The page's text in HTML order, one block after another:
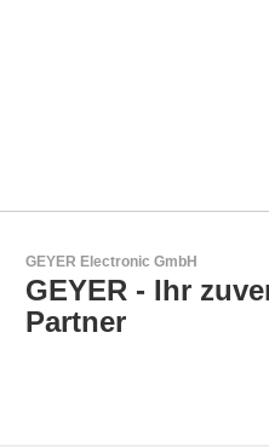
Esseti Srl
Ihr Partner für
Leiterplatten